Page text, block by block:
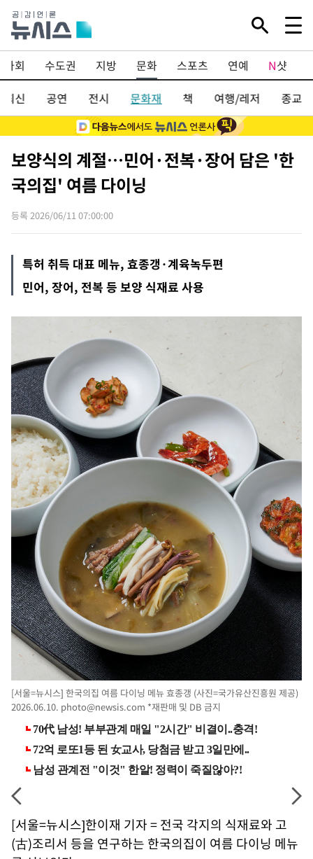
사회 수도권 지방 문화 스포츠 연예 N샷
최신
공연 전시 문화재 책 여행/레저 종교
보양식의 계절…민어·전복·장어 담은 '한
국의집' 여름 다이닝
등록 2026/06/11 07:00:00
특허 취득 대표 메뉴, 효종갱·계육녹두편
민어, 장어, 전복 등 보양 식재료 사용
[서울=뉴시스] 한국의집 여름 다이닝 메뉴 효종갱 (사진=국가유산진흥원 제공)
2026.06.10. photo@newsis.com *재판매 및 DB 금지
[서울=뉴시스]한이재 기자 = 전국 각지의 식재료와 고
(古)조리서 등을 연구하는 한국의집이 여름 다이닝 메뉴